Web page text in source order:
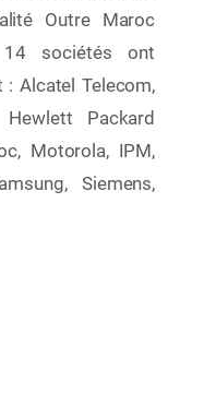
Outre Maroc
sociétés ont
Alcatel Telecom,
Hewlett Packard
Motorola, IPM,
Siemens,